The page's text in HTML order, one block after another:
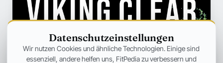
Datenschutzeinstellungen
Wir nutzen Cookies und ähnliche Technologien. Einige sind
essenziell, andere helfen uns, FitPedia zu verbessern und